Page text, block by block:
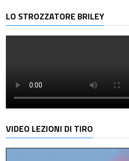
LO STROZZATORE BRILEY
VIDEO LEZIONI DI TIRO